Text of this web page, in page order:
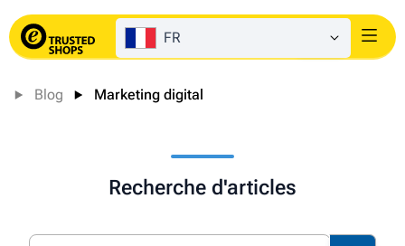
FR Login
Blog Marketing digital
Recherche d'articles